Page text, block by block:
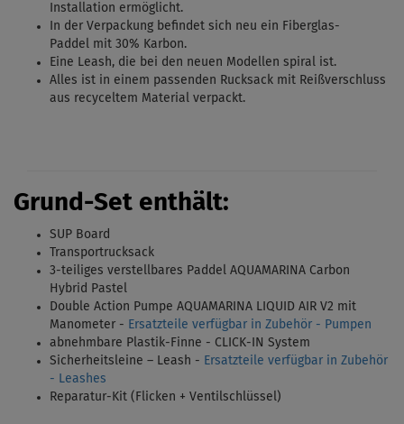
Installation ermöglicht.
In der Verpackung befindet sich neu ein Fiberglas-
Paddel mit 30% Karbon.
Eine Leash, die bei den neuen Modellen spiral ist.
Alles ist in einem passenden Rucksack mit Reißverschluss
aus recyceltem Material verpackt.
Grund-Set enthält:
SUP Board
Transportrucksack
3-teiliges verstellbares Paddel AQUAMARINA Carbon
Hybrid Pastel
Double Action Pumpe AQUAMARINA LIQUID AIR V2 mit
Manometer - Ersatzteile verfügbar in Zubehör - Pumpen
abnehmbare Plastik-Finne - CLICK-IN System
Sicherheitsleine – Leash - Ersatzteile verfügbar in Zubehör
- Leashes
Reparatur-Kit (Flicken + Ventilschlüssel)